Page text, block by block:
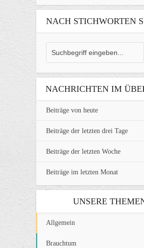
NACH STICHWORTEN
NACHRICHTEN IM
Beiträge von heute
Beiträge der letzten drei Tage
Beiträge der letzten Woche
Beiträge im letzten Monat
UNSERE
Allgemein
Brauchtum